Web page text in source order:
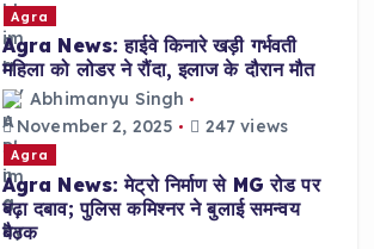
Agra
Agra News: हाईवे किनारे खड़ी गर्भवती
महिला को लोडर ने रौंदा, इलाज के दौरान मौत
Abhimanyu Singh
November 2, 2025
247 views
Agra
Agra News: मेट्रो निर्माण से MG रोड पर
बढ़ा दबाव; पुलिस कमिश्नर ने बुलाई समन्वय
बैठक